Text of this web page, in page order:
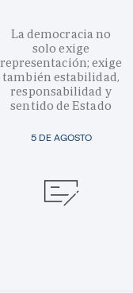
5 DE AGOSTO
La democracia no
solo exige
representación; exige
también estabilidad,
responsabilidad y
sentido de Estado